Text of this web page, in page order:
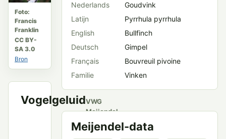
Foto:
Francis
Franklin
CC BY-
SA 3.0
Bron
VogelgeluidVWG
Meijendel
en
openbare
Nederlands
Goudvink
Latijn
Pyrrhula pyrrhula
English
Bullfinch
Deutsch
Gimpel
Français
Bouvreuil pivoine
Familie
Vinken
Meijendel-data